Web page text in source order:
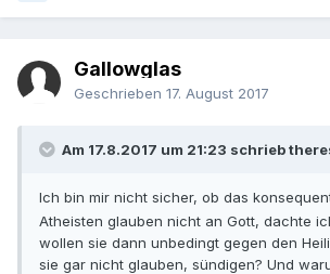
Gallowglas
Geschrieben 17. August 2017
Am 17.8.2017 um 21:23 schrieb
Ich bin mir nicht sicher, ob das
Atheisten glauben nicht an Gott, dachte
wollen sie dann unbedingt gegen den
sie gar nicht glauben, sündigen? Und